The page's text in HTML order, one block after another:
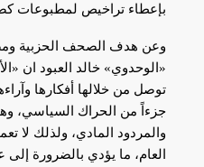
بإعطاء تراخيص لمطبوعات
وعن هدف الصحف الحزبية
«الوحدوي» خالد العبود ان
توصل من خلالها أفكارها
جزءاً من الحراك السياسي،
والمردود المادي، ولذلك لا
العام، ما يؤدي بالضرورة